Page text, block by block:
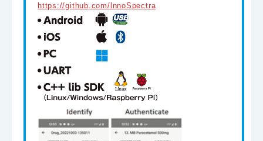
https://github.com/lnnoSpectra